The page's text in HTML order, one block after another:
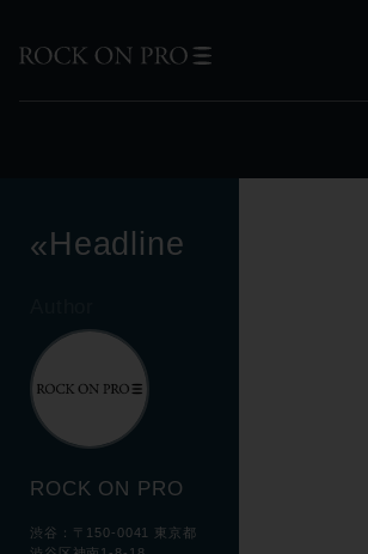
«Headline
ROCK ON PRO
渋谷：〒150-0041 東京都